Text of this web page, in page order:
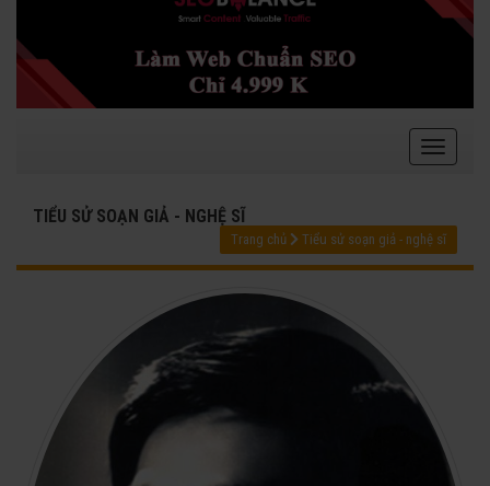
TIỂU SỬ SOẠN GIẢ - NGHỆ SĨ
Trang chủ Tiểu sử soạn giả - nghệ sĩ